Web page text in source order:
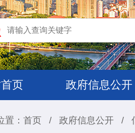
页 政府信息公开
置： 首页 / 政府信息公开 /